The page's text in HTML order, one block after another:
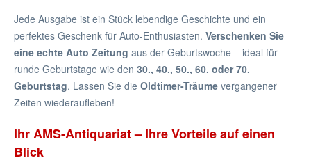
Jede Ausgabe ist ein Stück lebendige Geschichte und ein
perfektes Geschenk für Auto-Enthusiasten. Verschenken Sie
eine echte Auto Zeitung aus der Geburtswoche – ideal für
runde Geburtstage wie den 30., 40., 50., 60. oder 70.
Geburtstag. Lassen Sie die Oldtimer-Träume vergangener
Zeiten wiederaufleben!
Ihr AMS-Antiquariat – Ihre Vorteile auf einen
Blick